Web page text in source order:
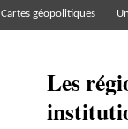
Cartes géopolitiques
Les